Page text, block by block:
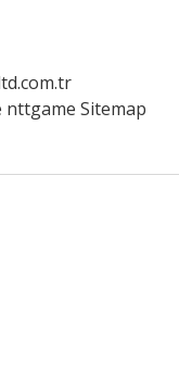
nttgame Sitemap